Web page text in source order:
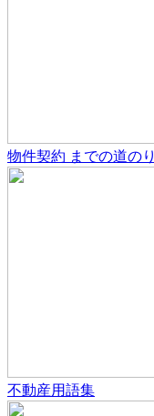
物件契約 までの道のり
不動産用語集